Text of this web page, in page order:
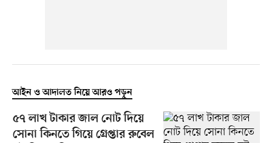
আইন ও আদালত নিয়ে আরও পড়ুন
৫৭ লাখ টাকার জাল নোট দিয়ে
সোনা কিনতে গিয়ে গ্রেপ্তার রুবেল